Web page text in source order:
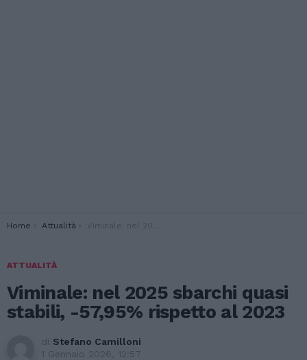
You are here:
Home Attualità Viminale: nel 2025 sbarchi quasi stabili, -57,95% rispetto al 2023
ATTUALITÀ
Viminale: nel 2025 sbarchi quasi
stabili, -57,95% rispetto al 2023
di Stefano Camilloni
1 Gennaio 2026, 12:57